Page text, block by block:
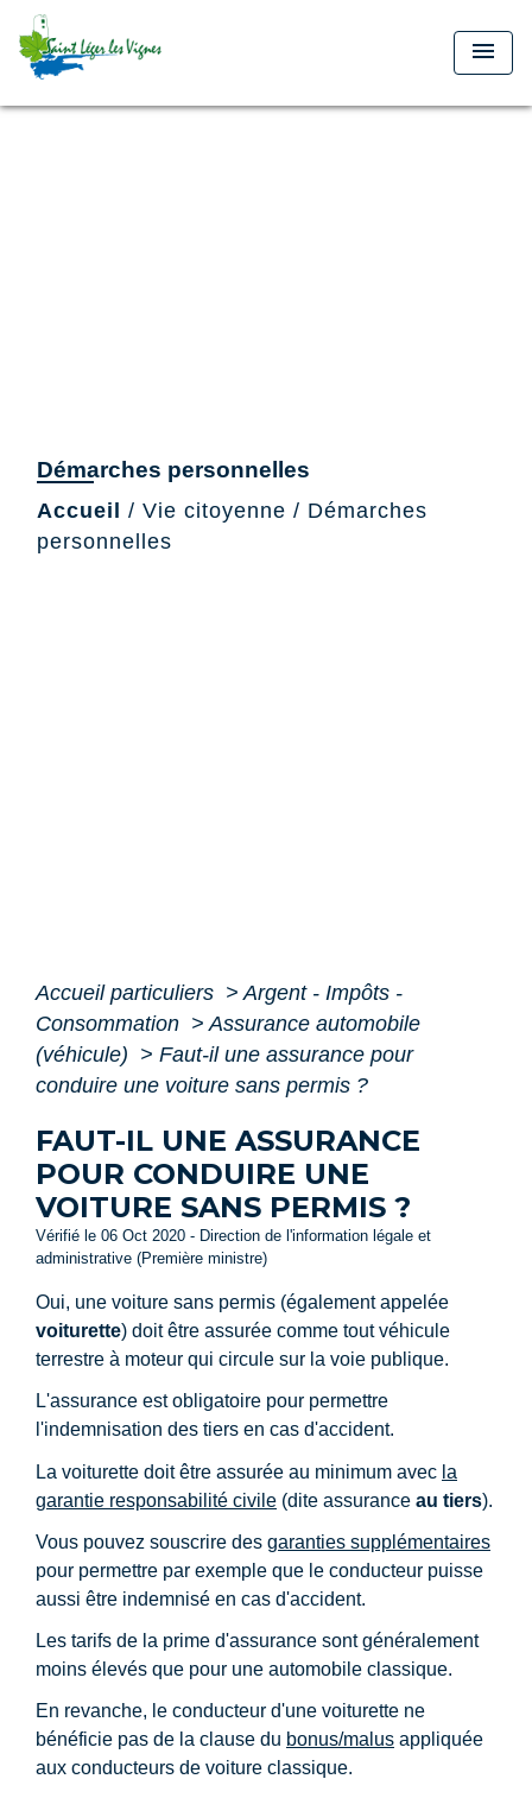
menu
Démarches personnelles
Accueil / Vie citoyenne / Démarches
personnelles
Accueil particuliers > Argent - Impôts -
Consommation > Assurance automobile
(véhicule) > Faut-il une assurance pour
conduire une voiture sans permis ?
FAUT-IL UNE ASSURANCE
POUR CONDUIRE UNE
VOITURE SANS PERMIS ?
Vérifié le 06 Oct 2020 - Direction de l'information légale et
administrative (Première ministre)
Oui, une voiture sans permis (également appelée
voiturette) doit être assurée comme tout véhicule
terrestre à moteur qui circule sur la voie publique.
L'assurance est obligatoire pour permettre
l'indemnisation des tiers en cas d'accident.
La voiturette doit être assurée au minimum avec la
garantie responsabilité civile (dite assurance au tiers).
Vous pouvez souscrire des garanties supplémentaires
pour permettre par exemple que le conducteur puisse
aussi être indemnisé en cas d'accident.
Les tarifs de la prime d'assurance sont généralement
moins élevés que pour une automobile classique.
En revanche, le conducteur d'une voiturette ne
bénéficie pas de la clause du bonus/malus appliquée
aux conducteurs de voiture classique.